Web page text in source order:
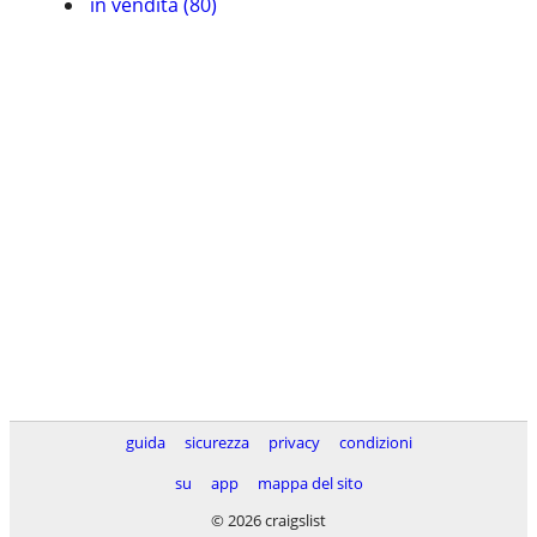
guida sicurezza privacy
condizioni
su
app
mappa del sito
© 2026 craigslist